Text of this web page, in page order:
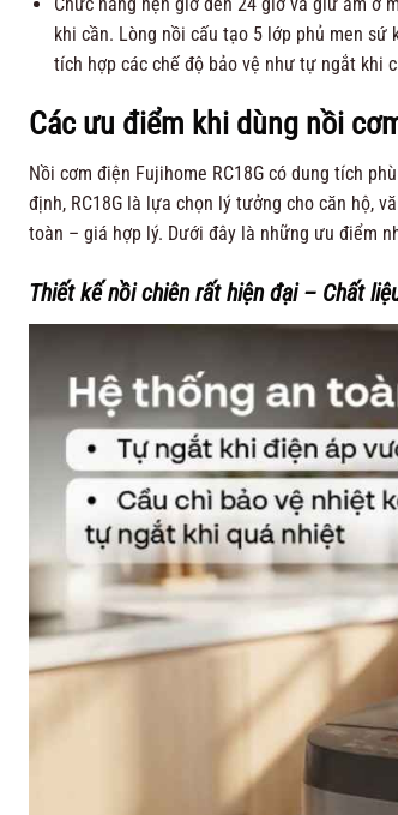
khi cần. Lòng nồi cấu tạo 5 lớp phủ men sứ
tích hợp các chế độ bảo vệ như tự ngắt khi
Các ưu điểm khi dùng nồi
Nồi cơm điện Fujihome RC18G có dung tích
định, RC18G là lựa chọn lý tưởng cho căn hộ,
toàn – giá hợp lý. Dưới đây là những ưu điểm
Thiết kế nồi chiên rất hiện đại – Chất